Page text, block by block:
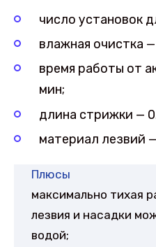
число установок
влажная очистка
время работы от
мин;
длина стрижки —
материал лезвий
Плюсы
максимально тихая
лезвия и насадки
водой;